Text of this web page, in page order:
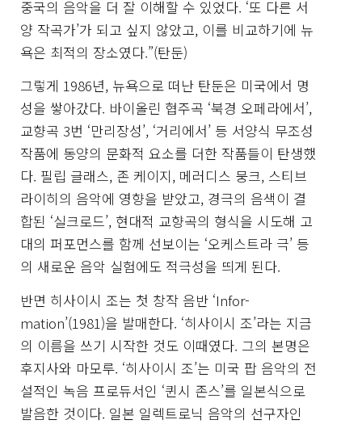
중국의 음악을 더 잘 이해할 수 있었다. ‘또 다른 서
양 작곡가’가 되고 싶지 않았고, 이를 비교하기에 뉴
욕은 최적의 장소였다.”(탄둔)
그렇게 1986년, 뉴욕으로 떠난 탄둔은 미국에서 명
성을 쌓아갔다. 바이올린 협주곡 ‘북경 오페라에서’,
교향곡 3번 ‘만리장성’, ‘거리에서’ 등 서양식 무조성
작품에 동양의 문화적 요소를 더한 작품들이 탄생했
다. 필립 글래스, 존 케이지, 메러디스 뭉크, 스티브
라이히의 음악에 영향을 받았고, 경극의 음색이 결
합된 ‘실크로드’, 현대적 교향곡의 형식을 시도해 고
대의 퍼포먼스를 함께 선보이는 ‘오케스트라 극’ 등
의 새로운 음악 실험에도 적극성을 띄게 된다.
반면 히사이시 조는 첫 창작 음반 ‘Infor-
mation’(1981)을 발매한다. ‘히사이시 조’라는 지금
의 이름을 쓰기 시작한 것도 이때였다. 그의 본명은
후지사와 마모루. ‘히사이시 조’는 미국 팝 음악의 전
설적인 녹음 프로듀서인 ‘퀸시 존스’를 일본식으로
발음한 것이다. 일본 일렉트로닉 음악의 선구자인